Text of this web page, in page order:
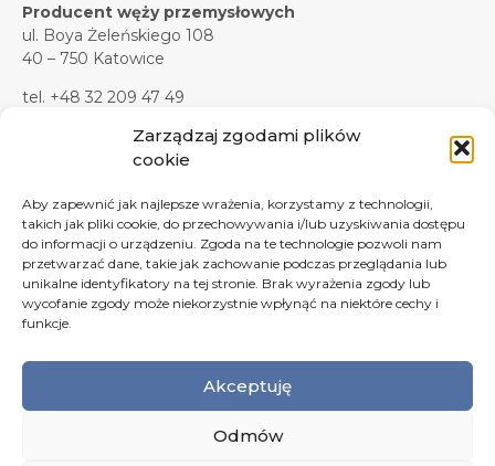
Zarządzaj zgodami plików
cookie
Aby zapewnić jak najlepsze wrażenia, korzystamy z technologii,
takich jak pliki cookie, do przechowywania i/lub uzyskiwania dostępu
do informacji o urządzeniu. Zgoda na te technologie pozwoli nam
przetwarzać dane, takie jak zachowanie podczas przeglądania lub
unikalne identyfikatory na tej stronie. Brak wyrażenia zgody lub
wycofanie zgody może niekorzystnie wpłynąć na niektóre cechy i
funkcje.
Akceptuję
Odmów
Producent węży przemysłowych
ul. Boya Żeleńskiego 108
40 – 750 Katowice
tel. +48 32 209 47 49
tel. kom. +48 607 619 281
tel./faks +48 32 209 47 37
e-mail:biuro@rondo2.pl
e-mail:zapytania@rondo2.pl
Formularz kontaktowy